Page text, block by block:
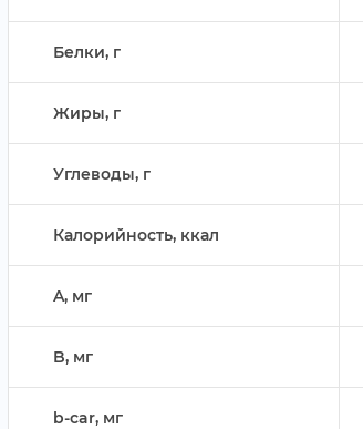
Белки,
Жиры,
Углеводы,
Калорийность, ккал
A, м
B, м
b-car, м